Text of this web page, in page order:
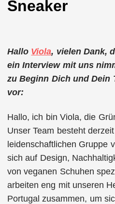
Sneaker
Hallo Viola, vielen Dank,
ein Interview mit uns
zu Beginn Dich und Dein
vor:
Hallo, ich bin Viola, die
Unser Team besteht
leidenschaftlichen Gruppe
sich auf Design,
von veganen Schuhen
arbeiten eng mit unseren
Portugal zusammen, um